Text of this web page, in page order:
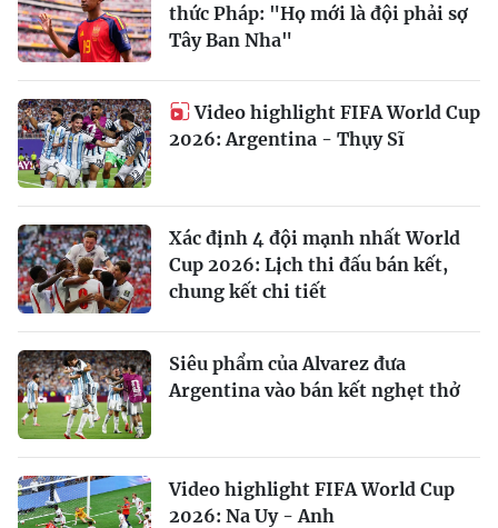
thức Pháp: "Họ mới là đội phải sợ
Tây Ban Nha"
Video highlight FIFA World Cup
2026: Argentina - Thụy Sĩ
Xác định 4 đội mạnh nhất World
Cup 2026: Lịch thi đấu bán kết,
chung kết chi tiết
Siêu phẩm của Alvarez đưa
Argentina vào bán kết nghẹt thở
Video highlight FIFA World Cup
2026: Na Uy - Anh